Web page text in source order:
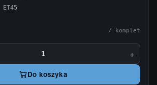
/ komplet
+
Do koszyka